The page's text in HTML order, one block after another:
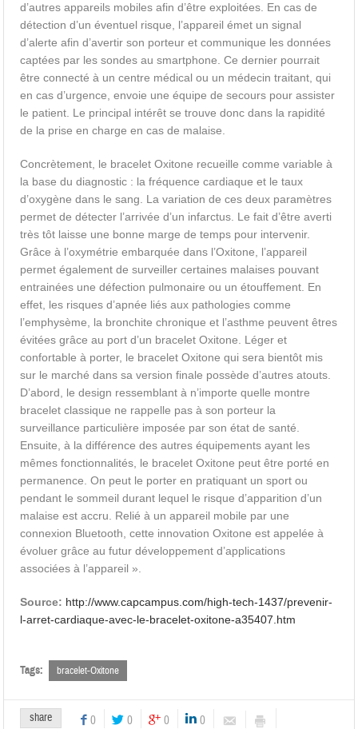
d’autres appareils mobiles afin d’être exploitées. En cas de
détection d’un éventuel risque, l’appareil émet un signal
d’alerte afin d’avertir son porteur et communique les données
captées par les sondes au smartphone. Ce dernier pourrait
être connecté à un centre médical ou un médecin traitant, qui
en cas d’urgence, envoie une équipe de secours pour assister
le patient. Le principal intérêt se trouve donc dans la rapidité
de la prise en charge en cas de malaise.
Concrètement, le bracelet Oxitone recueille comme variable à
la base du diagnostic : la fréquence cardiaque et le taux
d’oxygène dans le sang. La variation de ces deux paramètres
permet de détecter l’arrivée d’un infarctus. Le fait d’être averti
très tôt laisse une bonne marge de temps pour intervenir.
Grâce à l’oxymétrie embarquée dans l’Oxitone, l’appareil
permet également de surveiller certaines malaises pouvant
entrainées une défection pulmonaire ou un étouffement. En
effet, les risques d’apnée liés aux pathologies comme
l’emphysème, la bronchite chronique et l’asthme peuvent êtres
évitées grâce au port d’un bracelet Oxitone. Léger et
confortable à porter, le bracelet Oxitone qui sera bientôt mis
sur le marché dans sa version finale possède d’autres atouts.
D’abord, le design ressemblant à n’importe quelle montre
bracelet classique ne rappelle pas à son porteur la
surveillance particulière imposée par son état de santé.
Ensuite, à la différence des autres équipements ayant les
mêmes fonctionnalités, le bracelet Oxitone peut être porté en
permanence. On peut le porter en pratiquant un sport ou
pendant le sommeil durant lequel le risque d’apparition d’un
malaise est accru. Relié à un appareil mobile par une
connexion Bluetooth, cette innovation Oxitone est appelée à
évoluer grâce au futur développement d’applications
associées à l’appareil ».
Source: http://www.capcampus.com/high-tech-1437/prevenir-
l-arret-cardiaque-avec-le-bracelet-oxitone-a35407.htm
Tags: bracelet-Oxitone
share 0 0 0 0